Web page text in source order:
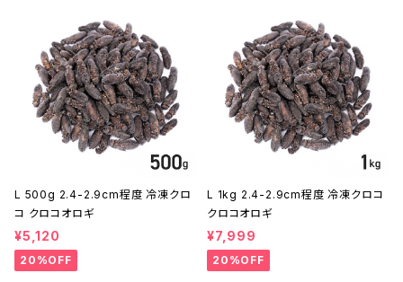
L 500g 2.4-2.9cm程度 冷凍クロ
コ クロコオロギ
¥5,120
20%OFF
L 1kg 2.4-2.9cm程度 冷凍クロコ
クロコオロギ
¥7,999
20%OFF